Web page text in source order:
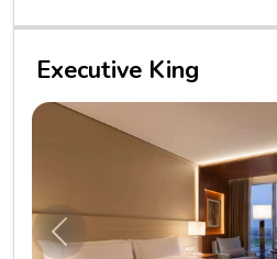
Executive King
Anterior